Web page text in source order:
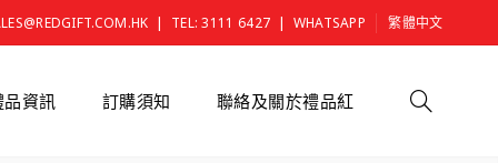
| TEL: 3111 6427 | WHATSAPP 繁體中文
品資訊 訂購須知 聯絡及關於禮品紅